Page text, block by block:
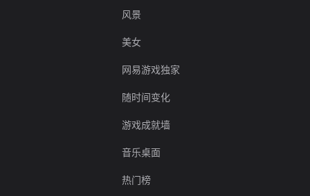
风景
美女
网易游戏独家
随时间变化
游戏成就墙
音乐桌面
热门榜